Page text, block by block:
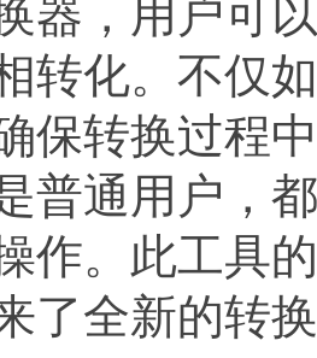
器，用户可
转化。不仅
保转换过程
普通用户，
作。此工具
了全新的转